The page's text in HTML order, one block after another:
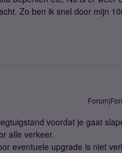
Zo ben ik snel door mijn
voordat je gaat
alle verkeer.
eventuele upgrade is niet